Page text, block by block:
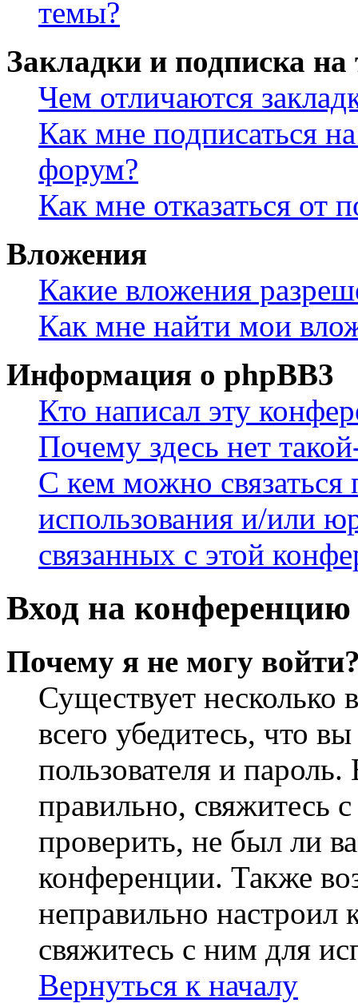
темы?
Закладки и подписка
Чем отличаются
Как мне подписаться
форум?
Как мне отказаться от
Вложения
Какие вложения
Как мне найти мои
Информация о phpBB3
Кто написал эту
Почему здесь нет
С кем можно связаться
использования и/или
связанных с этой
Вход на конференцию
Почему я не могу
Существует
всего убедитесь, что
пользователя и
правильно, свяжитесь
проверить, не был ли
конференции. Также
неправильно
свяжитесь с ним для
Вернуться к началу